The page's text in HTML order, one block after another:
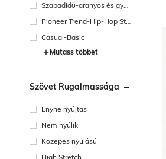
Szabadidő-aranyos és gyer
Pioneer Trend-Hip-Hop Str
Casual-Basic
Mutass többet
Szövet Rugalmassága
Enyhe nyújtás
Nem nyúlik
Közepes nyúlású
High Stretch